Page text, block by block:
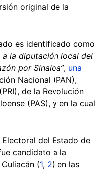
original de la
es identificado como
a la diputación local del
por Sinaloa”, una
Nacional (PAN),
de la Revolución
(PAS), y en la cual
del Estado de
candidato a la
(1, 2) en las